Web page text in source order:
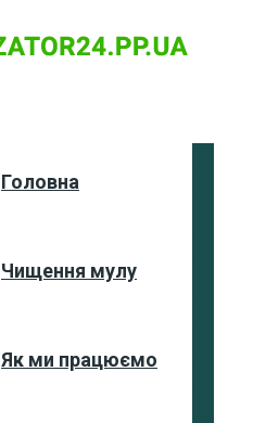
Головна
Чищення мулу
Як ми працюємо